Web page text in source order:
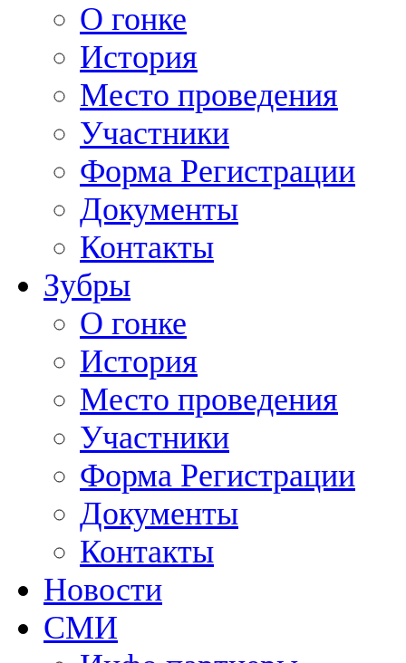
О гонке
История
Место проведения
Участники
Форма Регистрации
Документы
Контакты
Зубры
О гонке
История
Место проведения
Участники
Форма Регистрации
Документы
Контакты
Новости
СМИ